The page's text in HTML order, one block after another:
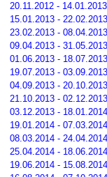
20.11.2012 - 14.01.2013
15.01.2013 - 22.02.2013
23.02.2013 - 08.04.2013
09.04.2013 - 31.05.2013
01.06.2013 - 18.07.2013
19.07.2013 - 03.09.2013
04.09.2013 - 20.10.2013
21.10.2013 - 02.12.2013
03.12.2013 - 18.01.2014
19.01.2014 - 07.03.2014
08.03.2014 - 24.04.2014
25.04.2014 - 18.06.2014
19.06.2014 - 15.08.2014